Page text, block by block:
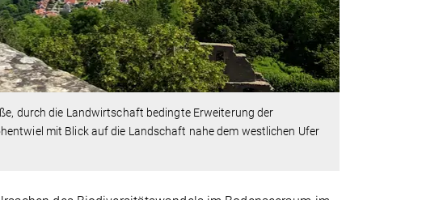
durch die Landwirtschaft bedingte Erweiterung der
mit Blick auf die Landschaft nahe dem westlichen Ufer